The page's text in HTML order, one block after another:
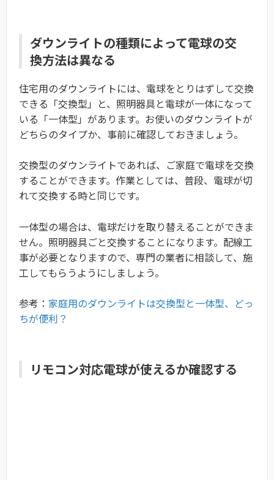
ダウンライトの種類によって電球の交
換方法は異なる
住宅用のダウンライトには、電球をとりはずして交換
できる「交換型」と、照明器具と電球が一体になって
いる「一体型」があります。お使いのダウンライトが
どちらのタイプか、事前に確認しておきましょう。
交換型のダウンライトであれば、ご家庭で電球を交換
することができます。作業としては、普段、電球が切
れて交換する時と同じです。
一体型の場合は、電球だけを取り替えることができま
せん。照明器具ごと交換することになります。配線工
事が必要となりますので、専門の業者に相談して、施
工してもらうようにしましょう。
参考： 家庭用のダウンライトは交換型と一体型、どっ
ちが便利？
リモコン対応電球が使えるか確認する